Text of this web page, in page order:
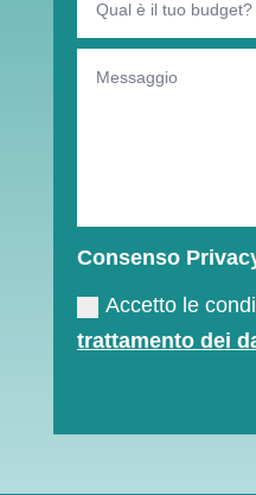
Consenso
Accetto le
trattamento dei